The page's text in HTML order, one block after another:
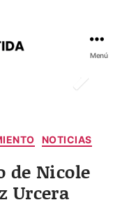
Menú
NOTICIAS
de Nicole
Urcera